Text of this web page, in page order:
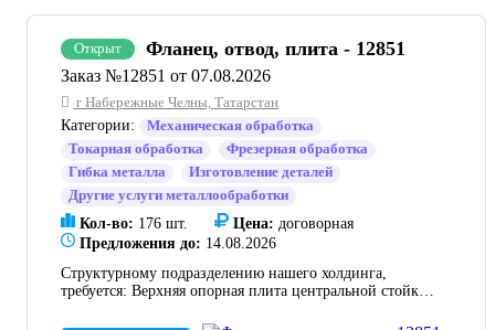
Открыт Фланец, отвод, плита - 12851
Заказ №12851 от 07.08.2026
г Набережные Челны, Татарстан
Категории:
Механическая обработка
Токарная обработка
Фрезерная обработка
Гибка металла
Изготовление деталей
Другие услуги металлообработки
Кол-во: 176 шт. Цена: договорная
Предложения до: 14.08.2026
Структурному подразделению нашего холдинга,
требуется: Верхняя опорная плита центральной стойки
балки 02-0200.00.00.030 - 16 шт. Фланец стойки